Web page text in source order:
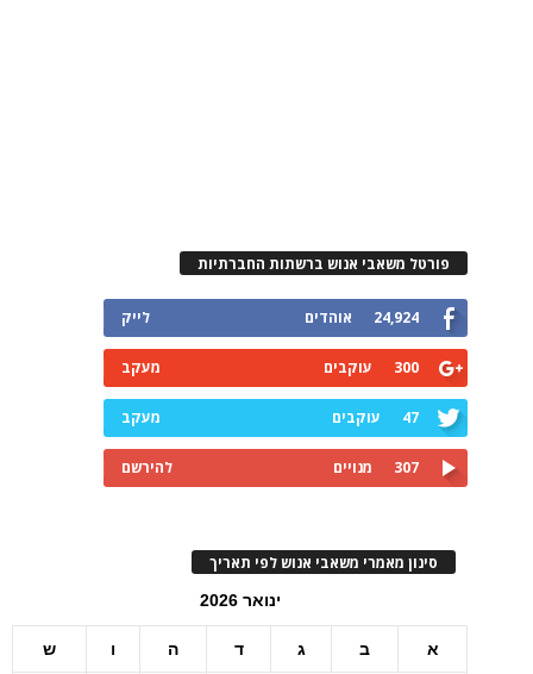
פורטל משאבי אנוש ברשתות החברתיות
24,924 אוהדים לייק
300 עוקבים מעקב
47 עוקבים מעקב
307 מנויים להירשם
סינון מאמרי משאבי אנוש לפי תאריך
ינואר 2026
א ב ג ד ה ו ש